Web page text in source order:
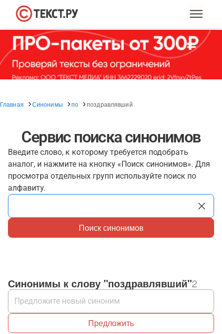
Главная Синонимы по поздравлявший
Сервис поиска синонимов
Введите слово, к которому требуется подобрать
аналог, и нажмите на кнопку «Поиск синонимов». Для
просмотра отдельных групп используйте поиск по
алфавиту.
Поиск синонимов
Синонимы к слову "поздравлявший"2
Предложить